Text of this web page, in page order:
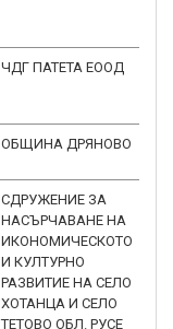
ЧДГ ПАТЕТА ЕООД
ОБЩИНА ДРЯНОВО
СДРУЖЕНИЕ ЗА
НАСЪРЧАВАНЕ НА
ИКОНОМИЧЕСКОТО
И КУЛТУРНО
РАЗВИТИЕ НА СЕЛО
ХОТАНЦА И СЕЛО
ТЕТОВО ОБЛ. РУСЕ